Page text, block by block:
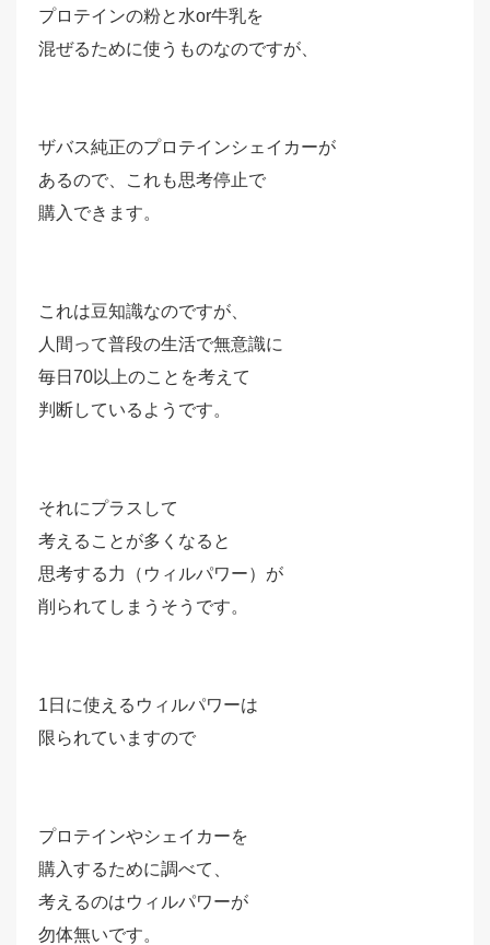
プロテインの粉と水or牛乳を
混ぜるために使うものなのですが、
ザバス純正のプロテインシェイカーが
あるので、これも思考停止で
購入できます。
これは豆知識なのですが、
人間って普段の生活で無意識に
毎日70以上のことを考えて
判断しているようです。
それにプラスして
考えることが多くなると
思考する力（ウィルパワー）が
削られてしまうそうです。
1日に使えるウィルパワーは
限られていますので
プロテインやシェイカーを
購入するために調べて、
考えるのはウィルパワーが
勿体無いです。